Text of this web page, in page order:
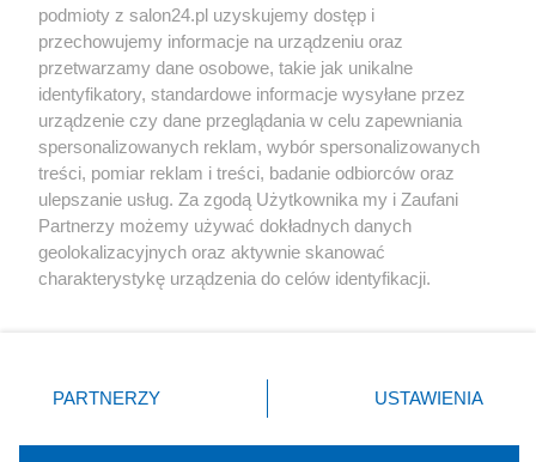
Społeczeństwo
Kultura
X Facebook Instagram Youtube
podmioty z salon24.pl uzyskujemy dostęp i
przechowujemy informacje na urządzeniu oraz
przetwarzamy dane osobowe, takie jak unikalne
identyfikatory, standardowe informacje wysyłane przez
urządzenie czy dane przeglądania w celu zapewniania
spersonalizowanych reklam, wybór spersonalizowanych
treści, pomiar reklam i treści, badanie odbiorców oraz
ulepszanie usług. Za zgodą Użytkownika my i Zaufani
Partnerzy możemy używać dokładnych danych
geolokalizacyjnych oraz aktywnie skanować
charakterystykę urządzenia do celów identyfikacji.
zmienić/wycofać klikając przycisk ustawień prywatności
znajdujący się w lewym dolnym rogu strony
rodzaje przetwarzania danych nie wymagają zgody
PARTNERZY USTAWIENIA